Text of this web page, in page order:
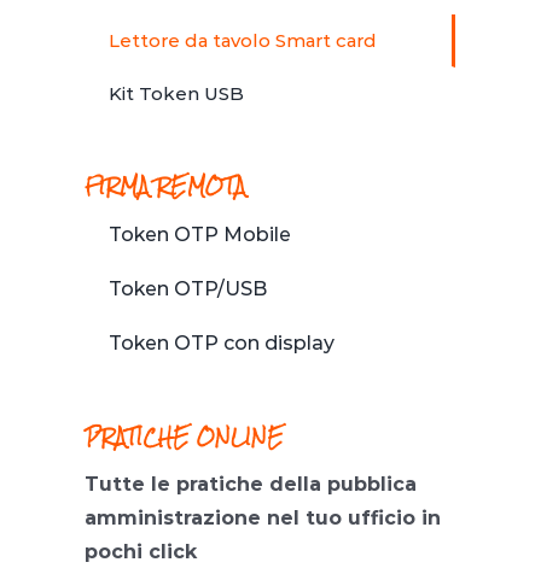
Lettore da tavolo Smart card
Kit Token USB
FIRMA REMOTA
Token OTP Mobile
Token OTP/USB
Token OTP con display
PRATICHE ONLINE
Tutte le pratiche della pubblica
amministrazione nel tuo ufficio in
pochi click